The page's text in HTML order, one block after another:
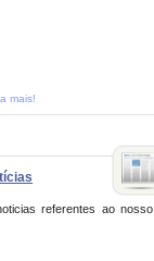
mais!
referentes ao nosso